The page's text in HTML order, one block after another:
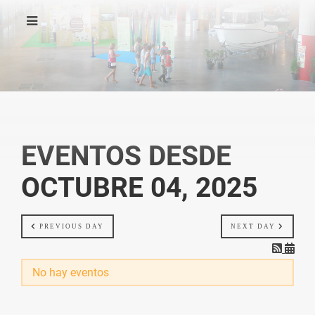
EVENTOS DESDE
OCTUBRE 04, 2025
PREVIOUS DAY NEXT DAY
No hay eventos